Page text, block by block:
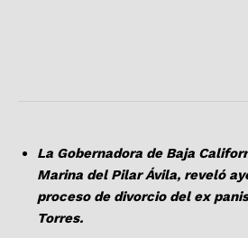
La Gobernadora de Baja
Marina del Pilar Ávila, reveló
proceso de divorcio del ex
Torres.